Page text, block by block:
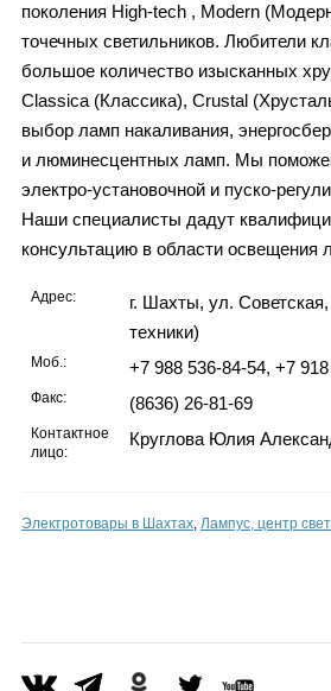
поколения High-tech , Modern
точечных светильников. Любители
большое количество изысканных
Classica (Классика), Crustal
выбор ламп накаливания,
и люминесцентных ламп. Мы
электро-установочной и пуско-
Наши специалисты дадут
консультацию в области освещения
Адрес:
г. Шахты, ул.
техники)
Моб.: +7 988 536-84-54, +7
Факс: (8636) 26-81-69
Контактное
лицо:
Круглова Юлия
Электротовары в Шахтах, Лампус, центр